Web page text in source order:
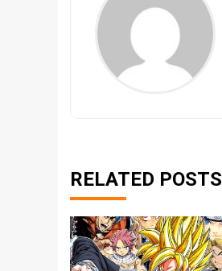
RELATED POSTS